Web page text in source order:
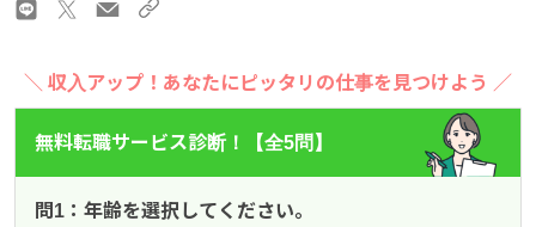
＼ 収入アップ！あなたにピッタリの仕事を見つけよう ／
無料転職サービス診断！【全5問】
問1：年齢を選択してください。